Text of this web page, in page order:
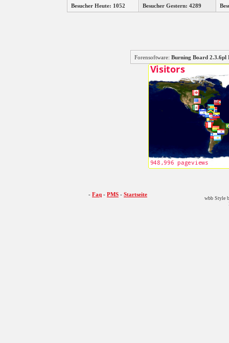
Besucher Heute: 1052 Besucher Gestern: 4289
Forensoftware: Burning Board
- Faq - PMS - Startseite
wbb Style